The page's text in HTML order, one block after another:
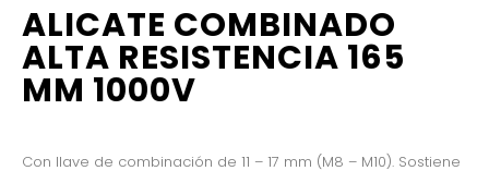
ALICATE COMBINADO
ALTA RESISTENCIA 165
MM 1000V
Con llave de combinación de 11 – 17 mm (M8 – M10). Sostiene